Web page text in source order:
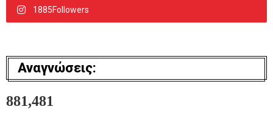
1885Followers
Αναγνώσεις:
881,481